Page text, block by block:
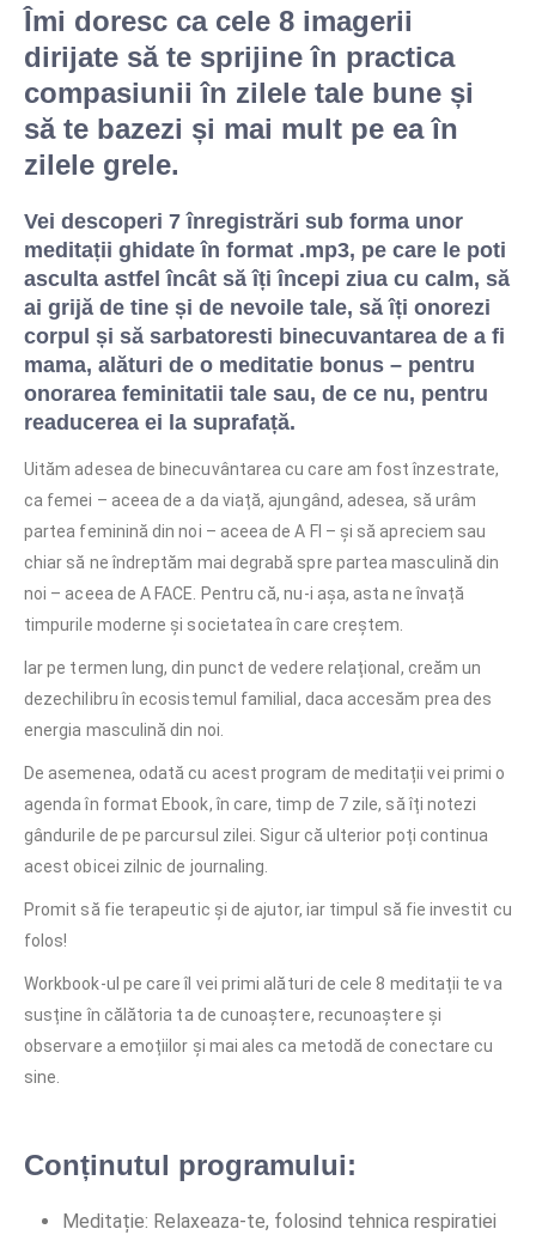
Îmi doresc ca cele 8 imagerii
dirijate să te sprijine în practica
compasiunii în zilele tale bune și
să te bazezi și mai mult pe ea în
zilele grele.
Vei descoperi 7 înregistrări sub forma unor
meditații ghidate în format .mp3, pe care le poti
asculta astfel încât să îți începi ziua cu calm, să
ai grijă de tine și de nevoile tale, să îți onorezi
corpul și să sarbatoresti binecuvantarea de a fi
mama, alături de o meditatie bonus – pentru
onorarea feminitatii tale sau, de ce nu, pentru
readucerea ei la suprafață.
Uităm adesea de binecuvântarea cu care am fost înzestrate,
ca femei – aceea de a da viață, ajungând, adesea, să urâm
partea feminină din noi – aceea de A FI – și să apreciem sau
chiar să ne îndreptăm mai degrabă spre partea masculină din
noi – aceea de A FACE. Pentru că, nu-i așa, asta ne învață
timpurile moderne și societatea în care creștem.
Iar pe termen lung, din punct de vedere relațional, creăm un
dezechilibru în ecosistemul familial, daca accesăm prea des
energia masculină din noi.
De asemenea, odată cu acest program de meditații vei primi o
agenda în format Ebook, în care, timp de 7 zile, să îți notezi
gândurile de pe parcursul zilei. Sigur că ulterior poți continua
acest obicei zilnic de journaling.
Promit să fie terapeutic și de ajutor, iar timpul să fie investit cu
folos!
Workbook-ul pe care îl vei primi alături de cele 8 meditații te va
susține în călătoria ta de cunoaștere, recunoaștere și
observare a emoțiilor și mai ales ca metodă de conectare cu
sine.
Conținutul programului:
Meditație: Relaxeaza-te, folosind tehnica respiratiei